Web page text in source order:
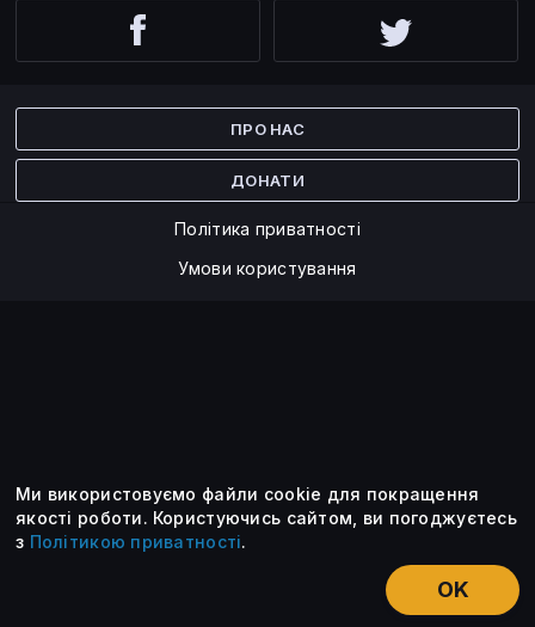
КУРСИ КРИПТОВАЛЮТ
ПРО НАС
ДОНАТИ
Політика приватності
Умови користування
©2014 — 2026
Усі опубліковані матеріали належать ForkLog. Ви можете
передруковувати їх тільки після узгодження із редакцією та
вказанням активного посилання на ForkLog.
Ми використовуємо файли cookie для покращення
якості роботи. Користуючись сайтом, ви погоджуєтесь
з Політикою приватності.
OK